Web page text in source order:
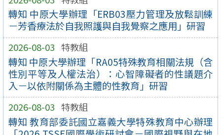
轉知 中原大學辦理「ERB03壓力管理及放鬆訓練
－芳香療法於自我照護與自我覺察之應用」研習
2026-08-03 特教組
轉知 中原大學辦理「RA05特殊教育相關法規（含
性別平等及人權法治）：心智障礙者的性議題介
入－以依附關係為主體的性教育」研習
2026-08-03 特教組
轉知 教育部委託國立嘉義大學特殊教育中心辦理